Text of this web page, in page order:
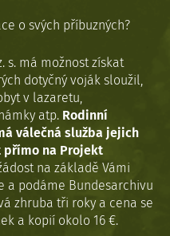
o svých příbuzných?
s. má možnost získat
dotyčný voják sloužil,
v lazaretu,
atp. Rodinní
válečná služba jejich
přímo na Projekt
na základě Vámi
a podáme Bundesarchivu
zhruba tři roky a cena se
a kopií okolo 16 €.